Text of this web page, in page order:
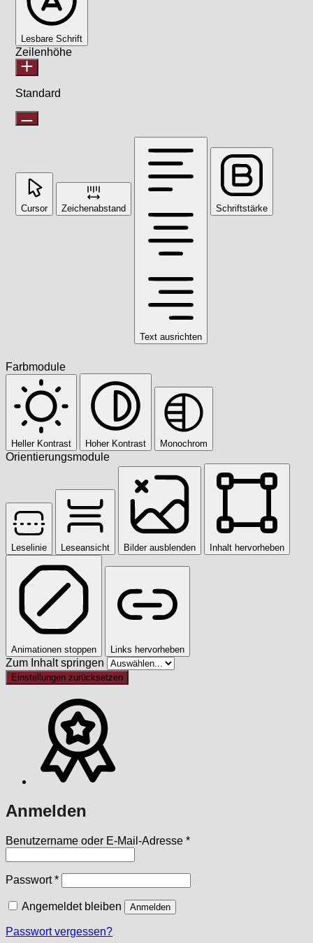
Lesbare Schrift
Zeilenhöhe
Standard
Cursor Zeichenabstand
Text ausrichten
Schriftstärke
Farbmodule
Heller Kontrast Hoher Kontrast Monochrom
Orientierungsmodule
Leselinie Leseansicht Bilder ausblenden Inhalt hervorheben
Animationen stoppen Links hervorheben
Zum Inhalt springen
Einstellungen zurücksetzen
Anmelden
Benutzername oder E-Mail-Adresse *Erforderlich
Passwort*Erforderlich
Angemeldet bleiben Anmelden
Passwort vergessen?